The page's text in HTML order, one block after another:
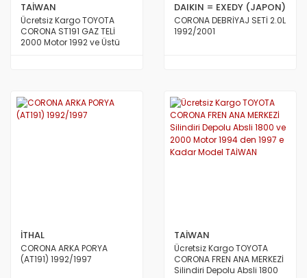
TAİWAN
Ücretsiz Kargo TOYOTA
CORONA ST191 GAZ TELİ
2000 Motor 1992 ve Üstü
DAIKIN = EXEDY (JAPON)
CORONA DEBRİYAJ SETİ 2.0L
1992/2001
İTHAL
CORONA ARKA PORYA
(AT191) 1992/1997
TAİWAN
Ücretsiz Kargo TOYOTA
CORONA FREN ANA MERKEZİ
Silindiri Depolu Absli 1800